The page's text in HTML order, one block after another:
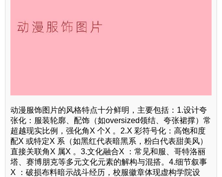
动漫服饰图片的风格特点十分鲜明，主要包括：1.设计夸
张化：服装轮廓、配饰（如oversized领结、夸张裙撑）常
超越现实比例，强化角X 个X 。2.X 彩符号化：高饱和度
配X 或特定X 系（如黑红代表暗黑系，粉白代表甜美风）
直接关联角X 属X 。3.文化融合X ：常见和服、哥特洛丽
塔、赛博朋克等多元文化元素的解构与混搭。4.细节叙事
X ：破损布料暗示战斗经历，校服徽章体现虚构学院设